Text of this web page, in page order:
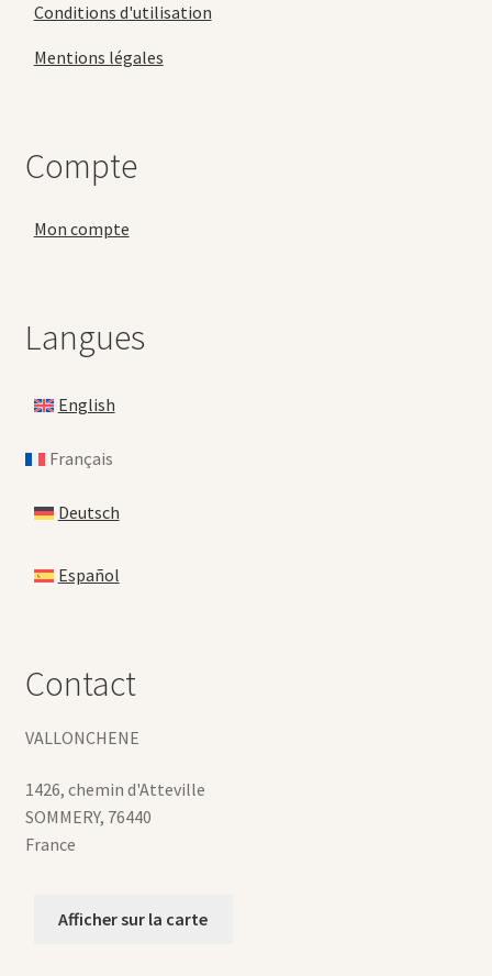
Conditions d'utilisation
Mentions légales
Compte
Mon compte
Langues
English
Français
Deutsch
Español
Contact
VALLONCHENE
1426, chemin d'Atteville
SOMMERY, 76440
France
Afficher sur la carte